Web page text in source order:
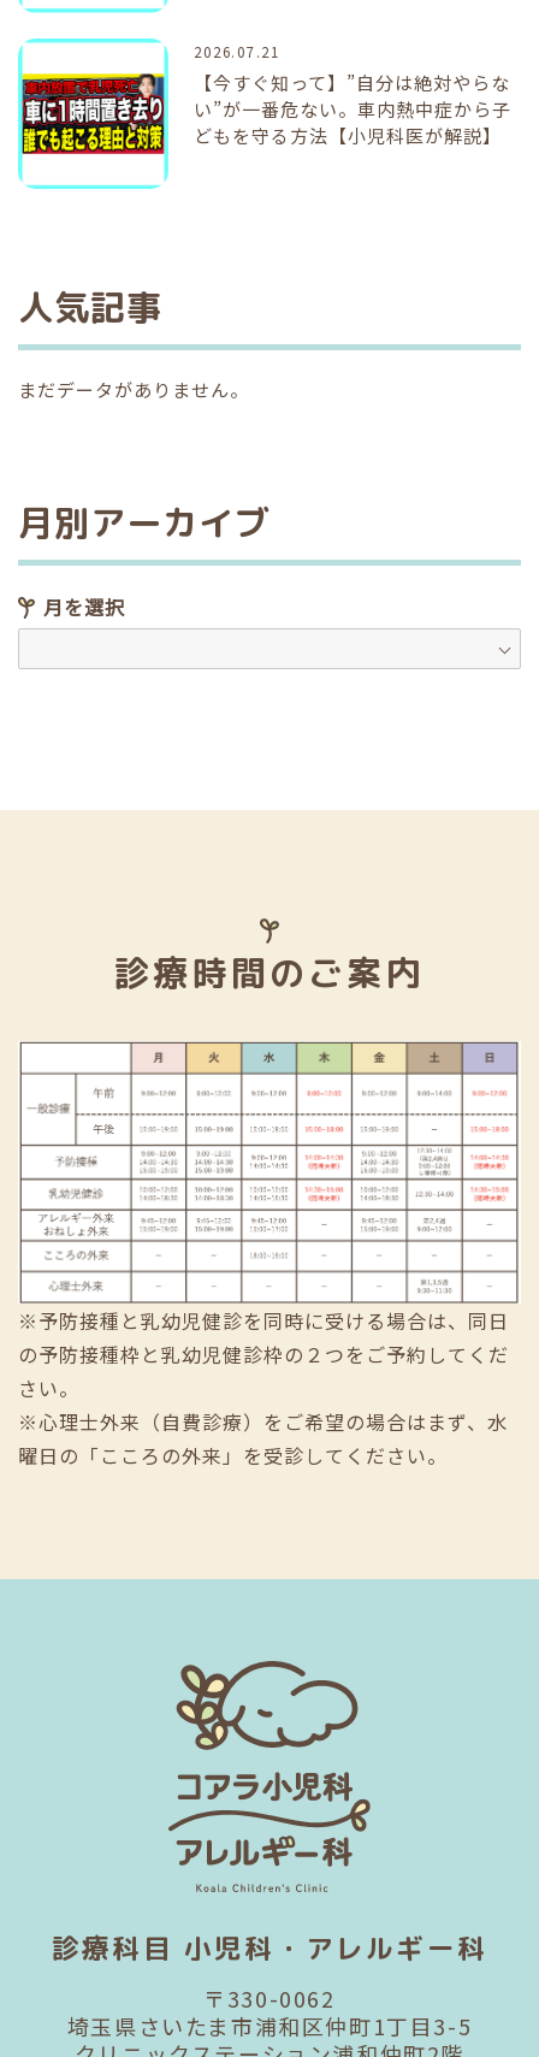
2026.07.21
【今すぐ知って】”自分は絶対やらな
い”が一番危ない。車内熱中症から子
どもを守る方法【小児科医が解説】
人気記事
まだデータがありません。
月別アーカイブ
月を選択
診療時間のご案内
※予防接種と乳幼児健診を同時に受ける場合は、同日
の予防接種枠と乳幼児健診枠の２つをご予約してくだ
さい。
※心理士外来（自費診療）をご希望の場合はまず、水
曜日の「こころの外来」を受診してください。
診療科目 小児科・アレルギー科
〒330-0062
埼玉県さいたま市浦和区仲町1丁目3-5